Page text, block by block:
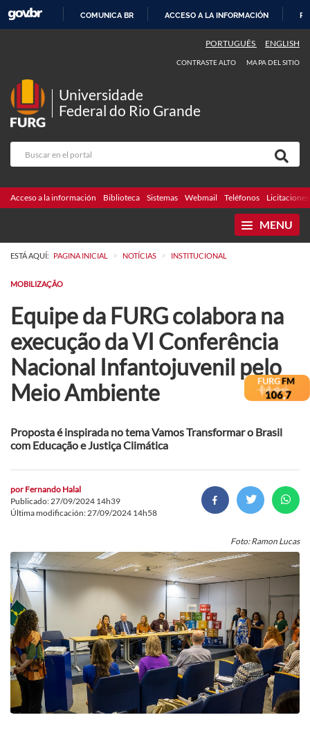
CONTENIDO
COMUNICA BR ACCESO A LA INFORMACIÓN
PORTUGUÊS ENGLISH
CONTRASTE ALTO MAPA DEL SITIO
Universidade
Federal do Rio Grande
Acceso a la información Biblioteca Sistemas Webmail Teléfonos Licitaciones
MENU
ESTÁ AQUÍ: PAGINA INICIAL > NOTÍCIAS > INSTITUCIONAL
MOBILIZAÇÃO
Equipe da FURG colabora na
execução da VI Conferência
Nacional Infantojuvenil pelo
Meio Ambiente
Proposta é inspirada no tema Vamos Transformar o Brasil
com Educação e Justiça Climática
por Fernando Halal
Publicado: 27/09/2024 14h39
Última modificación: 27/09/2024 14h58
Foto: Ramon Lucas